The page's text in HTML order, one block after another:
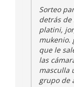
Sorteo
detrás
platini,
mukenio.
que le
las
masculla
grupo de